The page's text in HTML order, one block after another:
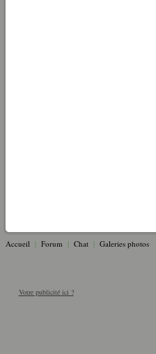
Accueil | Forum | Chat | Galeries photos
Votre publicité ici ?